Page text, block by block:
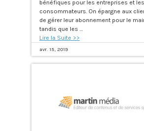
bénéfiques pour les entreprises et les
consommateurs. On épargne aux
de gérer leur abonnement pour le
tandis que les …
Lire la Suite >>
avr. 15, 2019